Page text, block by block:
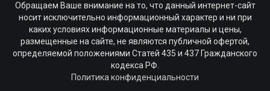
Обращаем Ваше внимание на то, что данный интернет-сайт
носит исключительно информационный характер и ни при
каких условиях информационные материалы и цены,
размещенные на сайте, не являются публичной офертой,
определяемой положениями Статей 435 и 437 Гражданского
кодекса РФ.
Политика конфиденциальности